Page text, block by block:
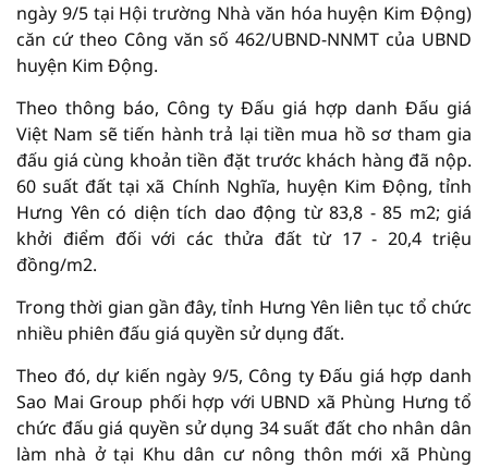
ngày 9/5 tại Hội trường Nhà văn hóa huyện Kim Động)
căn cứ theo Công văn số 462/UBND-NNMT của UBND
huyện Kim Động.
Theo thông báo, Công ty Đấu giá hợp danh Đấu giá
Việt Nam sẽ tiến hành trả lại tiền mua hồ sơ tham gia
đấu giá cùng khoản tiền đặt trước khách hàng đã nộp.
60 suất đất tại xã Chính Nghĩa, huyện Kim Động, tỉnh
Hưng Yên có diện tích dao động từ 83,8 - 85 m2; giá
khởi điểm đối với các thửa đất từ 17 - 20,4 triệu
đồng/m2.
Trong thời gian gần đây, tỉnh Hưng Yên liên tục tổ chức
nhiều phiên đấu giá quyền sử dụng đất.
Theo đó, dự kiến ngày 9/5, Công ty Đấu giá hợp danh
Sao Mai Group phối hợp với UBND xã Phùng Hưng tổ
chức đấu giá quyền sử dụng 34 suất đất cho nhân dân
làm nhà ở tại Khu dân cư nông thôn mới xã Phùng